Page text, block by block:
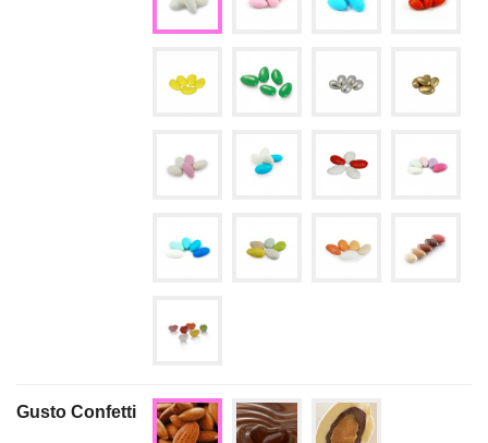
Gusto Confetti